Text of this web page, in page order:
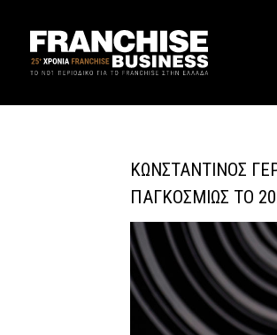
ΚΩΝΣΤΑΝΤΊΝΟΣ
ΠΑΓΚΟΣΜΊΩΣ ΤΟ